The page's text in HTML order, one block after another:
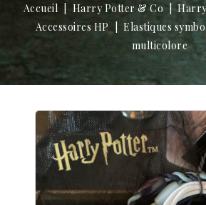
Accueil Harry Potter & Co
Accessoires HP
Elastiques
multicolore